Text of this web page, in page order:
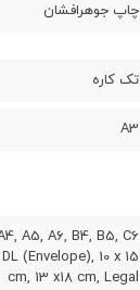
چاپ جوهرافشان
تک کاره
A3
A5, A6, B4, B5, C6
(Envelope), 10 x 15
cm, 13 x18 cm, Legal